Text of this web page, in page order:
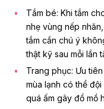
Tắm bé: Khi tắm
nhẹ vùng nếp
tắm cần chú ý
thật kỹ sau mỗi lần
Trang phục: Ưu
mùa lạnh có thể
quá ấm gây đổ mồ